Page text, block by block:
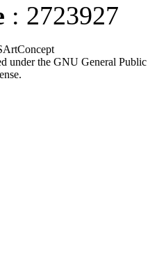
: 2723927
under the GNU General Public